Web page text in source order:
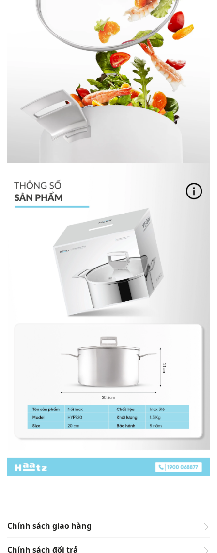
Chính sách giao hàng
Chính sách đổi trả